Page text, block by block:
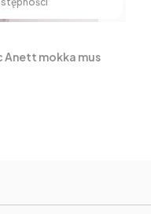
Anett mokka mus